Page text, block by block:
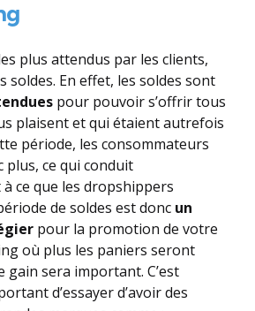
plus attendus par les clients,
soldes. En effet, les soldes sont
pour pouvoir s’offrir tous
plaisent et qui étaient autrefois
période, les consommateurs
plus, ce qui conduit
ce que les dropshippers
de soldes est donc un
pour la promotion de votre
où plus les paniers seront
gain sera important. C’est
d’essayer d’avoir des